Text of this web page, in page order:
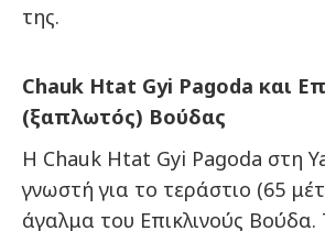
της.
Chauk Htat Gyi Pagoda και
(ξαπλωτός) Βούδας
Η Chauk Htat Gyi Pagoda στη
γνωστή για το τεράστιο (65
άγαλμα του Επικλινούς Βούδα.